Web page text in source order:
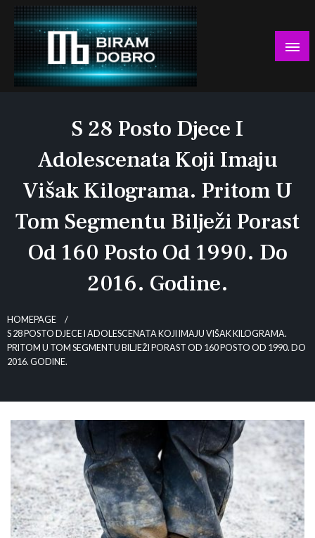
Skip
content
S 28 Posto Djece I
Adolescenata Koji Imaju
Višak Kilograma. Pritom U
Tom Segmentu Bilježi Porast
Od 160 Posto Od 1990. Do
2016. Godine.
HOMEPAGE
S 28 POSTO DJECE I ADOLESCENATA KOJI IMAJU VIŠAK KILOGRAMA.
PRITOM U TOM SEGMENTU BILJEŽI PORAST OD 160 POSTO OD 1990. DO
2016. GODINE.